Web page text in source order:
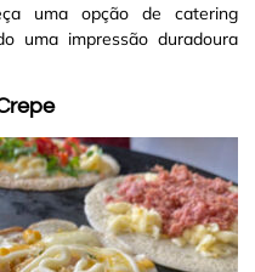
uma opção de catering
uma impressão duradoura